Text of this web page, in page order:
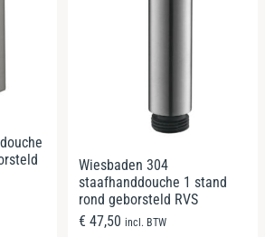
Wiesbaden 304
staafhanddouche 1 stand
rond geborsteld RVS
€ 47,50 incl. BTW